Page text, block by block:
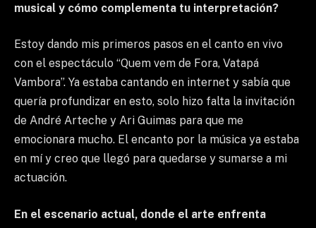
musical y cómo complementa tu interpretación?
Estoy dando mis primeros pasos en el canto en vivo
con el espectáculo “Quem vem de Fora, Vatapá
Vambora”. Ya estaba cantando en internet y sabía que
quería profundizar en esto, solo hizo falta la invitación
de André Arteche y Ari Guimas para que me
emocionara mucho. El encanto por la música ya estaba
en mí y creo que llegó para quedarse y sumarse a mi
actuación.
En el escenario actual, donde el arte enfrenta